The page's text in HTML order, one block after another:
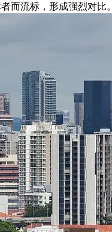
而流标，形成强烈对比。